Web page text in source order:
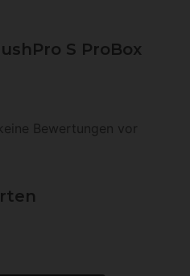
S ProBox
Bewertungen vor